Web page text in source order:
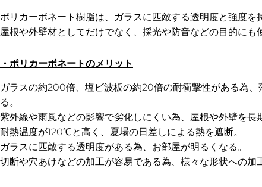
ポリカーボネート樹脂は、ガラスに匹敵する透明度と強度を
屋根や外壁材としてだけでなく、採光や防音などの目的にも
・ポリカーボネートのメリット
ガラスの約200倍、塩ビ波板の約20倍の耐衝撃性がある為
る。
紫外線や雨風などの影響で劣化しにくい為、屋根や外壁を長
耐熱温度が120℃と高く、夏場の日差しによる熱を遮断。
ガラスに匹敵する透明度がある為、お部屋が明るくなる。
切断や穴あけなどの加工が容易である為、様々な形状への加